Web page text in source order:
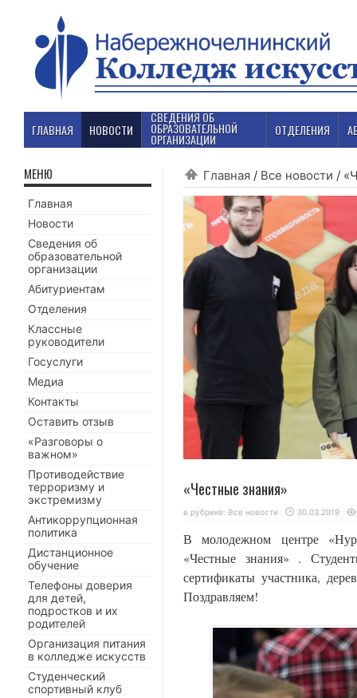
ГЛАВНАЯ НОВОСТИ
СВЕДЕНИЯ ОБ
ОБРАЗОВАТЕЛЬНОЙ
ОРГАНИЗАЦИИ
ОТДЕЛЕНИЯ
Главная / Все новости /
«Честные знания»
в рубрике: Все новости 30.03.2019
В молодежном центре
«Честные знания» .
сертификаты участника,
Поздравляем!
МЕНЮ
Главная
Новости
Сведения об
образовательной
организации
Абитуриентам
Отделения
Классные
руководители
Госуслуги
Медиа
Контакты
Оставить отзыв
«Разговоры о
важном»
Противодействие
терроризму и
экстремизму
Антикоррупционная
политика
Дистанционное
обучение
Телефоны доверия
для детей,
подростков и их
родителей
Организация питания
в колледже искусств
Студенческий
спортивный клуб